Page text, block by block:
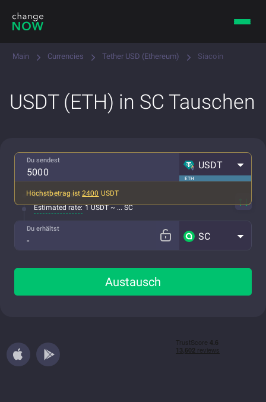
Main Currencies Tether USD (Ethereum) Siacoin
USDT (ETH) in SC Tauschen
Du sendest
ETH
USDT
Höchstbetrag ist2400 USDT
Alle Gebühren inkl.
Estimated rate: 1 USDT ~ ... SC
Du erhältst
SC
Austausch